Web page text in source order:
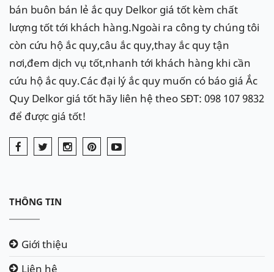
bán buôn bán lẻ ắc quy Delkor giá tốt kèm chất
lượng tốt tới khách hàng.Ngoài ra công ty chúng tôi
còn cứu hộ ắc quy,câu ắc quy,thay ắc quy tận
nơi,đem dịch vụ tốt,nhanh tới khách hàng khi cần
cứu hộ ắc quy.Các đại lý ắc quy muốn có báo giá Ắc
Quy Delkor giá tốt hãy liên hệ theo SĐT: 098 107 9832
để được giá tốt!
THÔNG TIN
Giới thiệu
Liên hệ